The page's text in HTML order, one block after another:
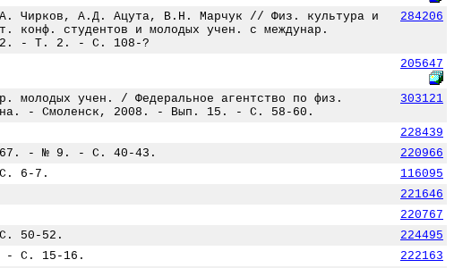
Чирков, А.Д. Ацута, В.Н. Марчук // Физ. культура и
конф. студентов и молодых учен. с междунар.
- Т. 2. - С. 108-?
284206
205647
молодых учен. / Федеральное агентство по физ.
- Смоленск, 2008. - Вып. 15. - С. 58-60.
303121
228439
- № 9. - С. 40-43.
220966
6-7.
116095
221646
220767
50-52.
224495
- С. 15-16.
222163